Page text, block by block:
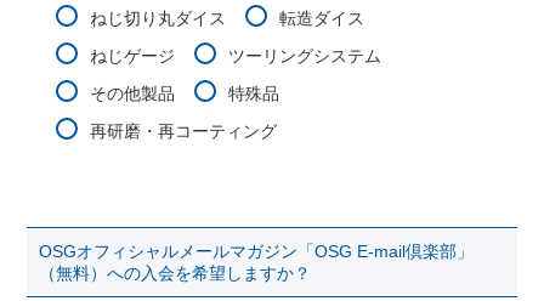
ねじ切り丸ダイス
転造ダイス
ねじゲージ
ツーリングシステム
その他製品
特殊品
再研磨・再コーティング
OSGオフィシャルメールマガジン「OSG E-mail倶楽部」
（無料）への入会を希望しますか？